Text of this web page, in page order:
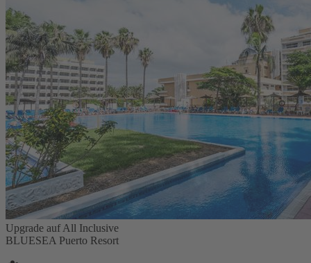
Upgrade auf All Inclusive
BLUESEA Puerto Resort